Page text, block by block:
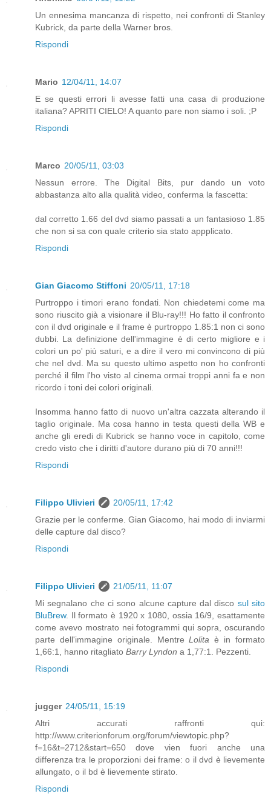
Un ennesima mancanza di rispetto, nei confronti di Stanley
Kubrick, da parte della Warner bros.
Rispondi
Mario 12/04/11, 14:07
E se questi errori li avesse fatti una casa di produzione
italiana? APRITI CIELO! A quanto pare non siamo i soli. ;P
Rispondi
Marco 20/05/11, 03:03
Nessun errore. The Digital Bits, pur dando un voto
abbastanza alto alla qualità video, conferma la fascetta:
dal corretto 1.66 del dvd siamo passati a un fantasioso 1.85
che non si sa con quale criterio sia stato appplicato.
Rispondi
Gian Giacomo Stiffoni 20/05/11, 17:18
Purtroppo i timori erano fondati. Non chiedetemi come ma
sono riuscito già a visionare il Blu-ray!!! Ho fatto il confronto
con il dvd originale e il frame è purtroppo 1.85:1 non ci sono
dubbi. La definizione dell'immagine è di certo migliore e i
colori un po' più saturi, e a dire il vero mi convincono di più
che nel dvd. Ma su questo ultimo aspetto non ho confronti
perché il film l'ho visto al cinema ormai troppi anni fa e non
ricordo i toni dei colori originali.
Insomma hanno fatto di nuovo un'altra cazzata alterando il
taglio originale. Ma cosa hanno in testa questi della WB e
anche gli eredi di Kubrick se hanno voce in capitolo, come
credo visto che i diritti d'autore durano più di 70 anni!!!
Rispondi
Filippo Ulivieri
20/05/11, 17:42
Grazie per le conferme. Gian Giacomo, hai modo di inviarmi
delle capture dal disco?
Rispondi
Filippo Ulivieri
21/05/11, 11:07
Mi segnalano che ci sono alcune capture dal disco sul sito
BluBrew. Il formato è 1920 x 1080, ossia 16/9, esattamente
come avevo mostrato nei fotogrammi qui sopra, oscurando
parte dell'immagine originale. MentreLolita è in formato
1,66:1, hanno ritagliato Barry Lyndon a 1,77:1. Pezzenti.
Rispondi
jugger 24/05/11, 15:19
Altri accurati raffronti qui:
http://www.criterionforum.org/forum/viewtopic.php?
f=16&t=2712&start=650 dove vien fuori anche una
differenza tra le proporzioni dei frame: o il dvd è lievemente
allungato, o il bd è lievemente stirato.
Rispondi